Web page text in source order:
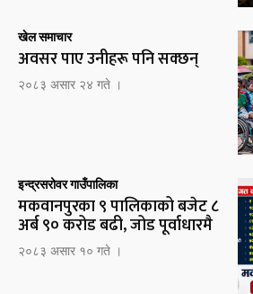
खेल समाचार
अवसर पाए उनीहरू पनि सक्छन्
२०८३ असार २४ गते ।
इन्द्रसरोवर गाउँपालिका
मकवानपुरका ९ पालिकाको बजेट ८
अर्ब ९० करोड बढी, जोड पूर्वाधारमै
२०८३ असार १० गते ।